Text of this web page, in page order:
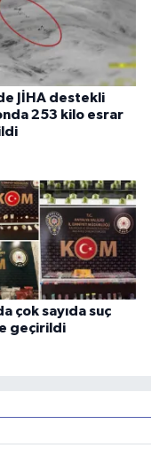
JİHA destekli
253 kilo esrar
çok sayıda suç
geçirildi